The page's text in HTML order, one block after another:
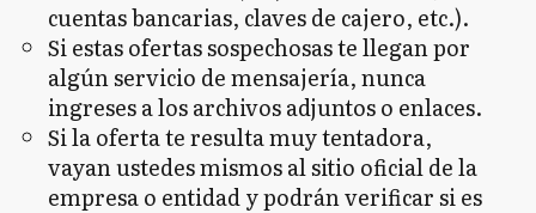
cuentas bancarias, claves de cajero, etc.).
Si estas ofertas sospechosas te llegan por
algún servicio de mensajería, nunca
ingreses a los archivos adjuntos o enlaces.
Si la oferta te resulta muy tentadora,
vayan ustedes mismos al sitio oficial de la
empresa o entidad y podrán verificar si es